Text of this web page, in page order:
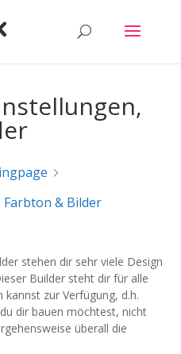
& Bilder
stehen dir sehr viele Design
Builder steht dir für alle
zur Verfügung, d.h.
dir bauen möchtest, nicht
überall die